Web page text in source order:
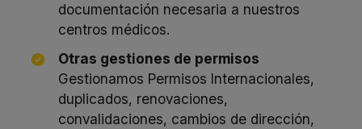
documentación necesaria a nuestros
centros médicos.
Otras gestiones de permisos
Gestionamos Permisos Internacionales,
duplicados, renovaciones,
convalidaciones, cambios de dirección,